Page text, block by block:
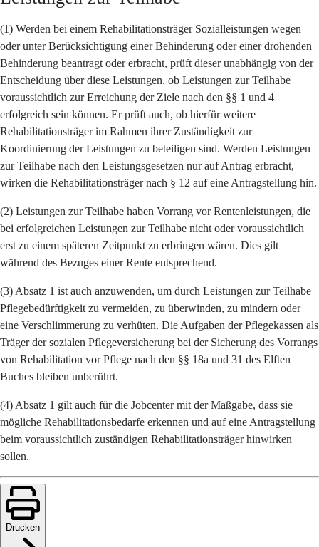
(1) Werden bei einem Rehabilitationsträger Sozialleistungen wegen
oder unter Berücksichtigung einer Behinderung oder einer drohenden
Behinderung beantragt oder erbracht, prüft dieser unabhängig von der
Entscheidung über diese Leistungen, ob Leistungen zur Teilhabe
voraussichtlich zur Erreichung der Ziele nach den §§ 1 und 4
erfolgreich sein können. Er prüft auch, ob hierfür weitere
Rehabilitationsträger im Rahmen ihrer Zuständigkeit zur
Koordinierung der Leistungen zu beteiligen sind. Werden Leistungen
zur Teilhabe nach den Leistungsgesetzen nur auf Antrag erbracht,
wirken die Rehabilitationsträger nach § 12 auf eine Antragstellung hin.
(2) Leistungen zur Teilhabe haben Vorrang vor Rentenleistungen, die
bei erfolgreichen Leistungen zur Teilhabe nicht oder voraussichtlich
erst zu einem späteren Zeitpunkt zu erbringen wären. Dies gilt
während des Bezuges einer Rente entsprechend.
(3) Absatz 1 ist auch anzuwenden, um durch Leistungen zur Teilhabe
Pflegebedürftigkeit zu vermeiden, zu überwinden, zu mindern oder
eine Verschlimmerung zu verhüten. Die Aufgaben der Pflegekassen als
Träger der sozialen Pflegeversicherung bei der Sicherung des Vorrangs
von Rehabilitation vor Pflege nach den §§ 18a und 31 des Elften
Buches bleiben unberührt.
(4) Absatz 1 gilt auch für die Jobcenter mit der Maßgabe, dass sie
mögliche Rehabilitationsbedarfe erkennen und auf eine Antragstellung
beim voraussichtlich zuständigen Rehabilitationsträger hinwirken
sollen.
Drucken